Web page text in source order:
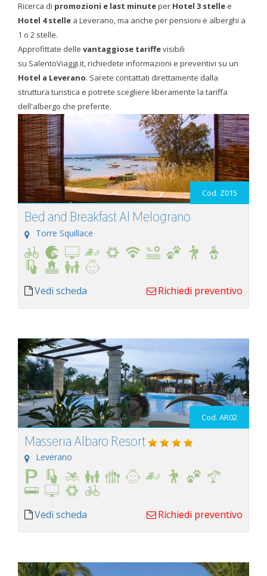
Ricerca di promozioni e last minuteper Hotel 3 stelle e
Hotel 4 stelle a Leverano, ma anche per pensioni e alberghi a
1 o 2 stelle.
Approfittate delle vantaggiose tariffevisibili
su SalentoViaggi.it, richiedete informazioni e preventivi su un
Hotel a Leverano. Sarete contattati direttamente dalla
struttura turistica e potrete scegliere liberamente la tariffa
dell'albergo che preferite.
Cod. Z015
Bed and Breakfast Al Melograno
Torre Squillace
Vedi scheda Richiedi preventivo
Cod. AR02
Masseria Albaro Resort
Leverano
Vedi scheda Richiedi preventivo